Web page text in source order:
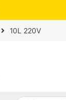
10L 220V